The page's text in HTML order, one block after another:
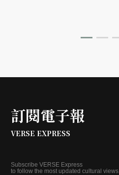
訂閱電子報
VERSE EXPRESS
Subscribe VERSE Express
to follow the most updated cultural views.